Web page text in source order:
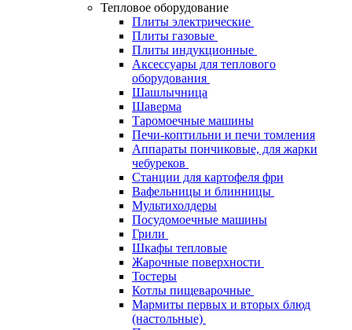
Тепловое оборудование
Плиты электрические
Плиты газовые
Плиты индукционные
Аксессуары для теплового
оборудования
Шашлычница
Шаверма
Таромоечные машины
Печи-коптильни и печи томления
Аппараты пончиковые, для жарки
чебуреков
Станции для картофеля фри
Вафельницы и блинницы
Мультихолдеры
Посудомоечные машины
Грили
Шкафы тепловые
Жарочные поверхности
Тостеры
Котлы пищеварочные
Мармиты первых и вторых блюд
(настольные)